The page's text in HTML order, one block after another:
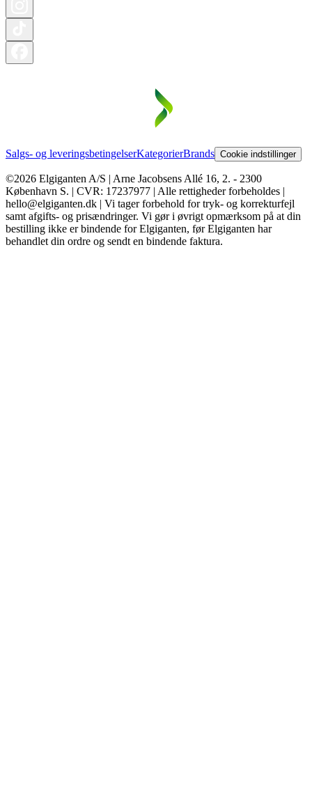
Salgs- og leveringsbetingelserKategorierBrands Cookie indstillinger
©2026 Elgiganten A/S | Arne Jacobsens Allé 16, 2. - 2300
København S. | CVR: 17237977 | Alle rettigheder forbeholdes |
hello@elgiganten.dk | Vi tager forbehold for tryk- og korrekturfejl
samt afgifts- og prisændringer. Vi gør i øvrigt opmærksom på at din
bestilling ikke er bindende for Elgiganten, før Elgiganten har
behandlet din ordre og sendt en bindende faktura.